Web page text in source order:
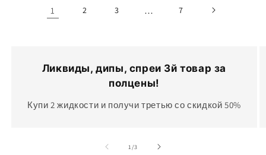
1 2 3 … 7
Ликвиды, дипы, спреи 3й товар за
полцены!
Купи 2 жидкости и получи третью со скидкой 50%
1 /из
3